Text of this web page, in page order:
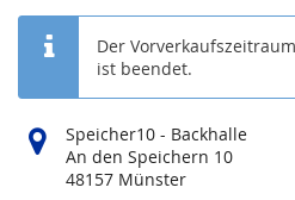
Der
ist beendet.
Wo
findet
diese
Speicher10 - Backhalle
An den Speichern 10
48157 Münster